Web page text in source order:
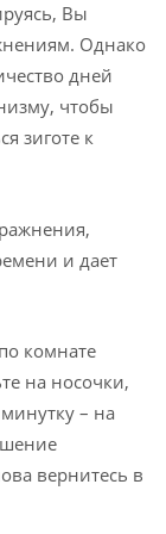
Вы
Однако
дней
чтобы
зиготе к
и дает
комнате
на носочки,
– на
вернитесь в